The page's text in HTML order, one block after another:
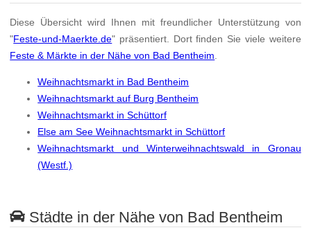
Diese Übersicht wird Ihnen mit freundlicher Unterstützung von
"Feste-und-Maerkte.de" präsentiert. Dort finden Sie viele weitere
Feste & Märkte in der Nähe von Bad Bentheim
Weihnachtsmarkt in Bad Bentheim
Weihnachtsmarkt auf Burg Bentheim
Weihnachtsmarkt in Schüttorf
Else am See Weihnachtsmarkt in Schüttorf
Weihnachtsmarkt und Winterweihnachtswald in Gronau
(Westf.)
Städte in der Nähe von Bad Bentheim